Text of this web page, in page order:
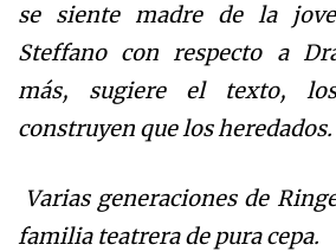
se siente madre de la
Steffano con respecto a
más, sugiere el texto,
construyen que los heredados.
Varias generaciones de
familia teatrera de pura cepa.